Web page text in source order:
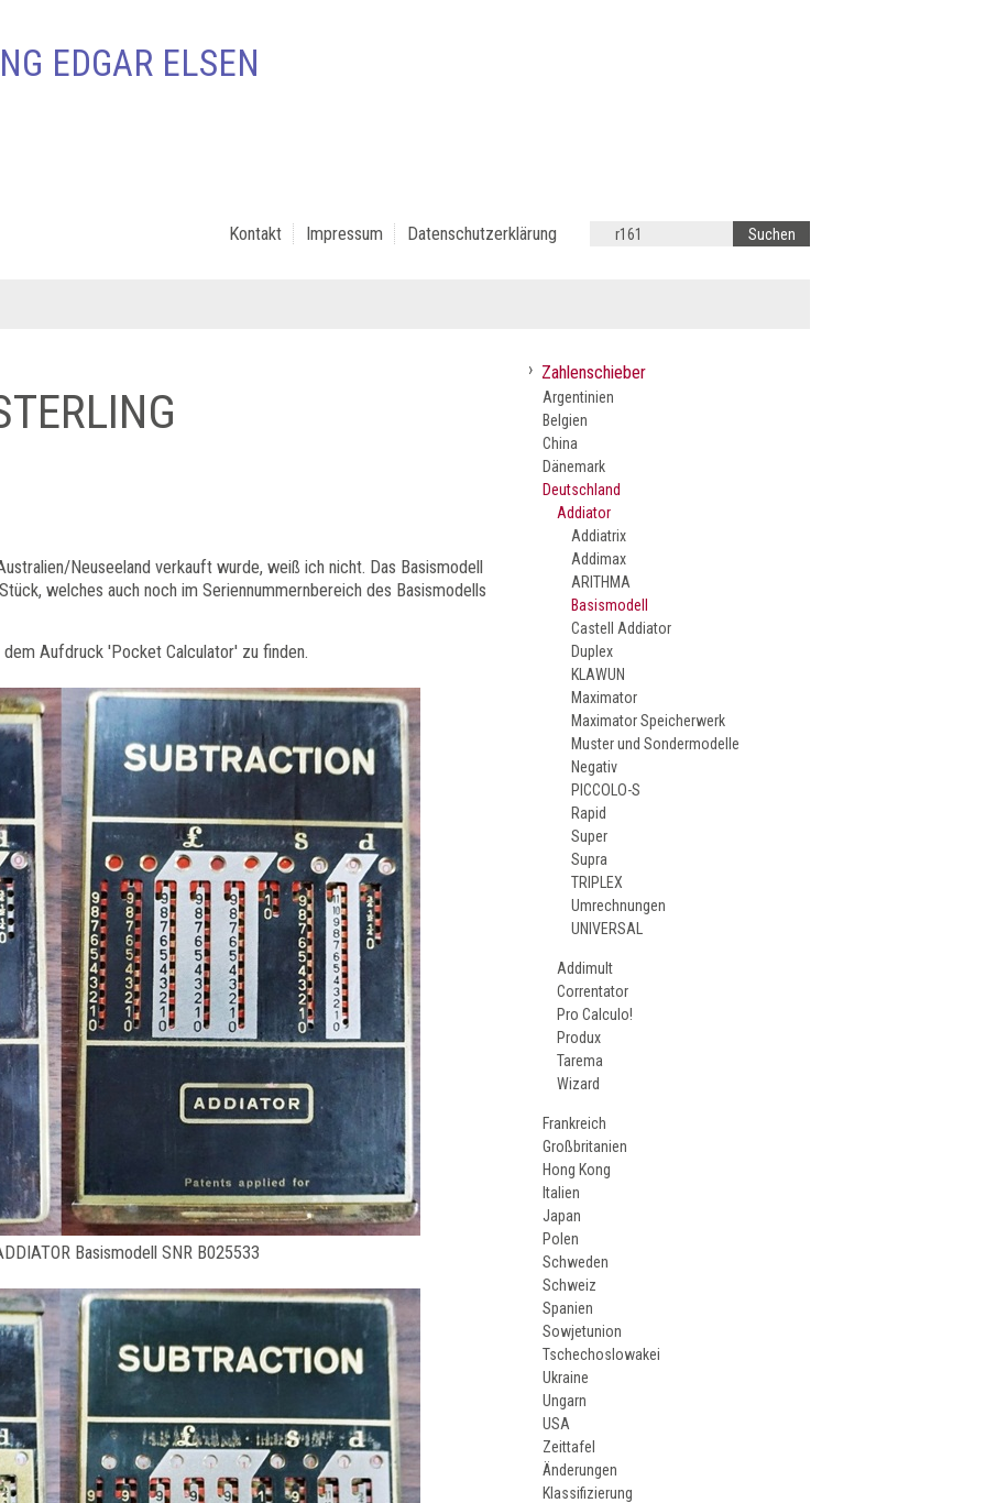
EDGAR ELSEN
Kontakt Impressum Datenschutzerklärung
Neuseeland verkauft wurde, weiß ich nicht. Das Basismodell
welches auch noch im Seriennummernbereich des Basismodells
Aufdruck 'Pocket Calculator' zu finden.
Basismodell SNR B025533
› Zahlenschieber
Argentinien
Belgien
China
Dänemark
Deutschland
Addiator
Addiatrix
Addimax
ARITHMA
Basismodell
Castell Addiator
Duplex
KLAWUN
Maximator
Maximator Speicherwerk
Muster und Sondermodelle
Negativ
PICCOLO-S
Rapid
Super
Supra
TRIPLEX
Umrechnungen
UNIVERSAL
Addimult
Correntator
Pro Calculo!
Produx
Tarema
Wizard
Frankreich
Großbritanien
Hong Kong
Italien
Japan
Polen
Schweden
Schweiz
Spanien
Sowjetunion
Tschechoslowakei
Ukraine
Ungarn
USA
Zeittafel
Änderungen
Klassifizierung